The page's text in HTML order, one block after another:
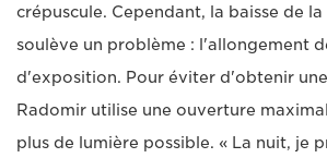
crépuscule. Cependant, la baisse de
soulève un problème : l'allongement
d'exposition. Pour éviter d'obtenir
Radomir utilise une ouverture
plus de lumière possible. « La nuit, je